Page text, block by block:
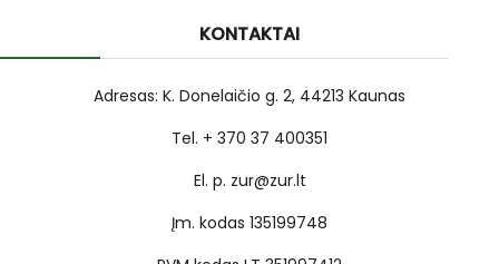
KONTAKTAI
Adresas: K. Donelaičio g. 2, 44213 Kaunas
Tel. + 370 37 400351
El. p. zur@zur.lt
Įm. kodas 135199748